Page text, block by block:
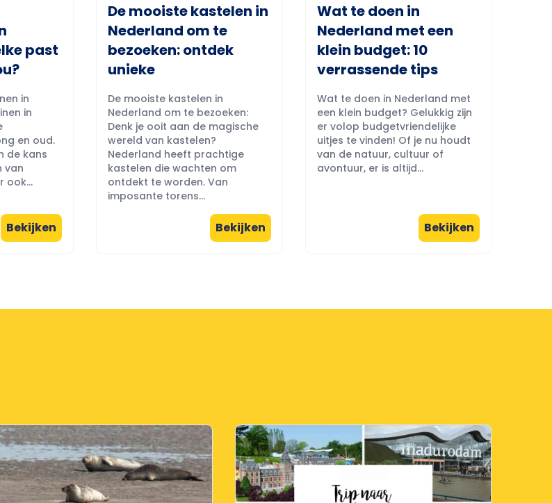
past
in
in
en oud.
de kans
van
ook...
Bekijken
De mooiste kastelen in
Nederland om te
bezoeken: ontdek
unieke
De mooiste kastelen in
Nederland om te bezoeken:
Denk je ooit aan de magische
wereld van kastelen?
Nederland heeft prachtige
kastelen die wachten om
ontdekt te worden. Van
imposante torens...
Bekijken
Wat te doen in
Nederland met een
klein budget: 10
verrassende tips
Wat te doen in Nederland met
een klein budget? Gelukkig zijn
er volop budgetvriendelijke
uitjes te vinden! Of je nu houdt
van de natuur, cultuur of
avontuur, er is altijd...
Bekijken